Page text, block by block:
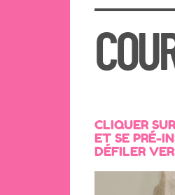
CLIQUER
ET SE PRÉ-
DÉFILER